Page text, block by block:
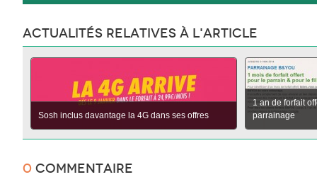
Actualités relatives à l'article
Sosh inclus davantage la 4G dans ses offres
1 an de forfait
parrainage
0 Commentaire